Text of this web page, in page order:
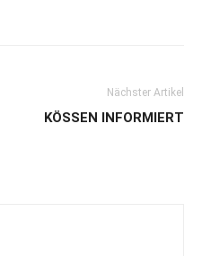
Nächster Artikel
KÖSSEN INFORMIERT